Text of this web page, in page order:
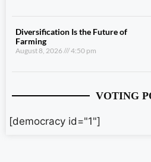
Diversification Is the Future of
Farming
August 8, 2026 4:50 pm
VOTING
[democracy id="1"]